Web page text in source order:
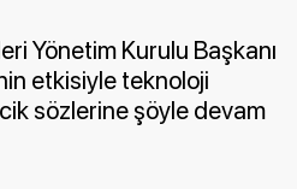
Yönetim Kurulu Başkanı
etkisiyle teknoloji
sözlerine şöyle devam